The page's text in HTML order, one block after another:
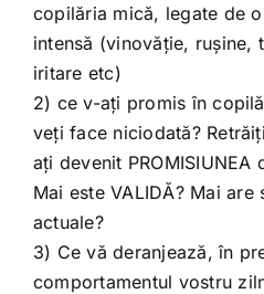
copilăria mică, legate de
intensă (vinovăție, rușine,
iritare etc)
2) ce v-ați promis în
veți face niciodată?
ați devenit PROMISIUNEA
Mai este VALIDĂ? Mai
actuale?
3) Ce vă deranjează, în
comportamentul vostru